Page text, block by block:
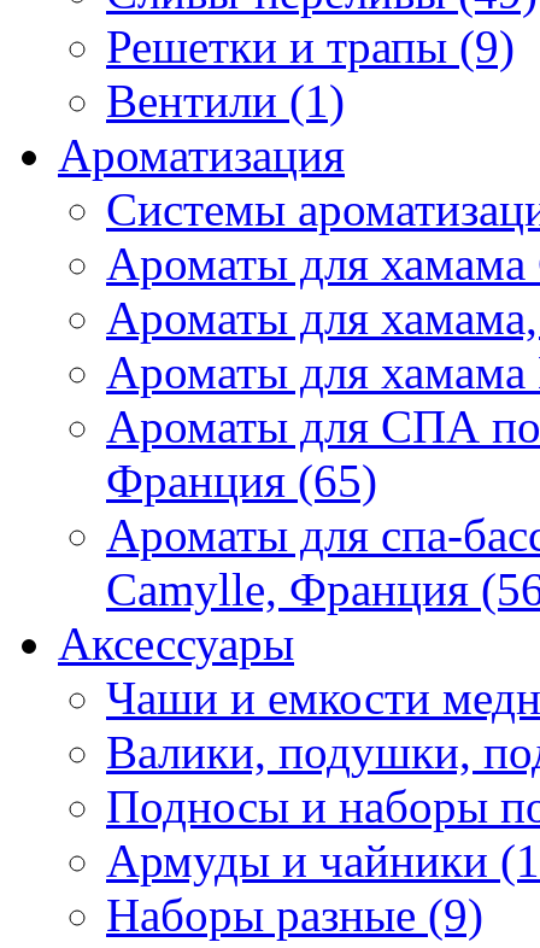
Решетки и трапы (9)
Вентили (1)
Ароматизация
Системы
Ароматы для
Ароматы для
Ароматы для
Ароматы для СПА
Франция (65)
Ароматы для спа-
Camylle, Франция
Аксессуары
Чаши и емкости
Валики, подушки,
Подносы и наборы
Армуды и чайники
Наборы разные (9)